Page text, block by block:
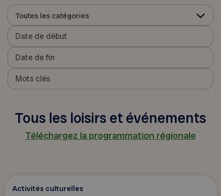
Toutes les catégories
Tous les loisirs et événements
Téléchargez la programmation régionale
Activités culturelles